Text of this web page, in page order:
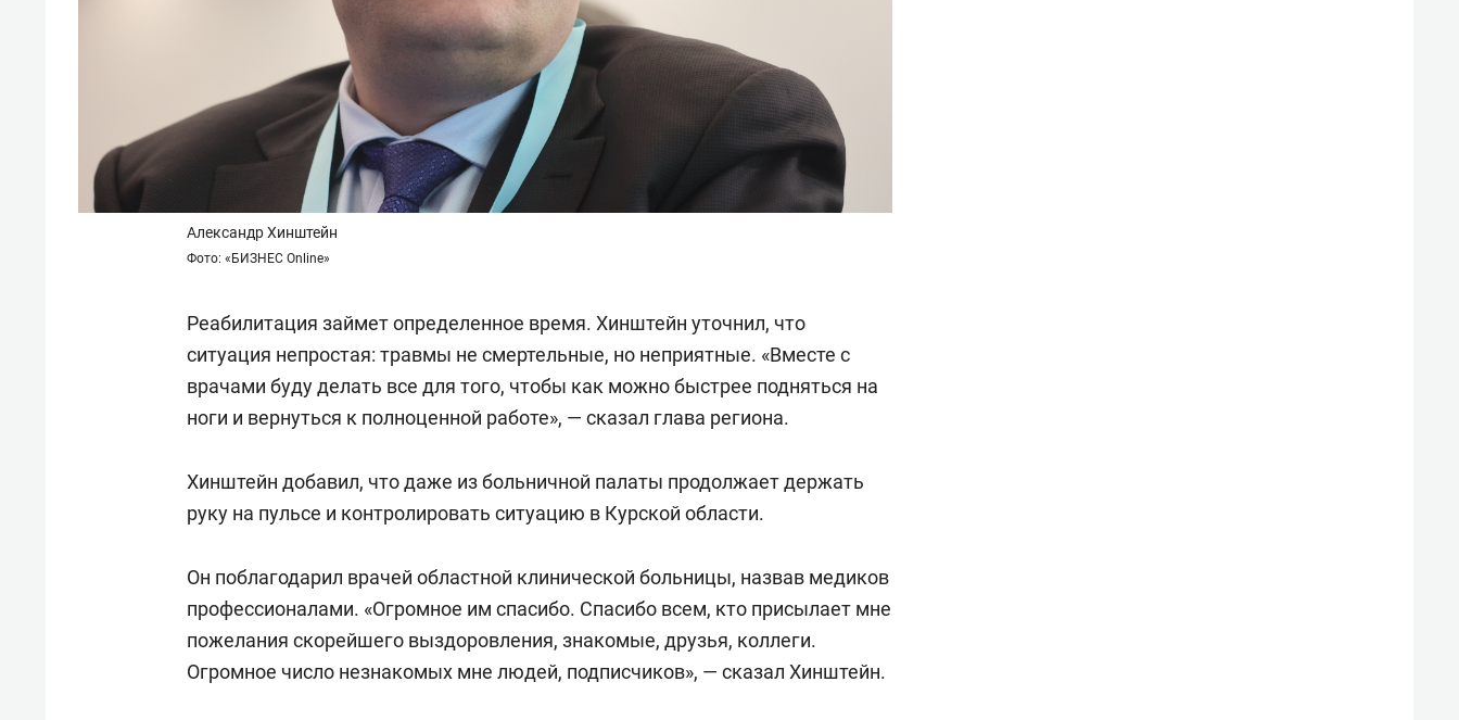
Александр Хинштейн
Фото: «БИЗНЕС Online»
Реабилитация займет определенное время. Хинштейн уточнил, что
ситуация непростая: травмы не смертельные, но неприятные. «Вместе с
врачами буду делать все для того, чтобы как можно быстрее подняться на
ноги и вернуться к полноценной работе», — сказал глава региона.
Хинштейн добавил, что даже из больничной палаты продолжает держать
руку на пульсе и контролировать ситуацию в Курской области.
Он поблагодарил врачей областной клинической больницы, назвав медиков
профессионалами. «Огромное им спасибо. Спасибо всем, кто присылает мне
пожелания скорейшего выздоровления, знакомые, друзья, коллеги.
Огромное число незнакомых мне людей, подписчиков», — сказал Хинштейн.